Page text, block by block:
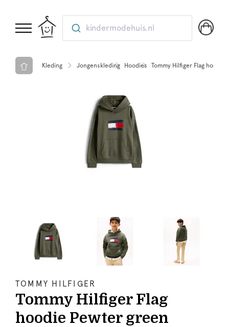
kindermodehuis.nl
Kleding Jongenskleding Hoodies Tommy Hilfiger Flag hoodie
TOMMY HILFIGER
Tommy Hilfiger Flag
hoodie Pewter green